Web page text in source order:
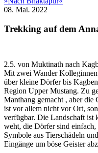
08. Mai. 2022
Trekking auf dem
2.5. von Muktinath nach
Mit zwei Wander
über kleine Dörfer bis
Region Upper Mustang. Zu
Manthang gemacht , aber
ist vor allem nicht vor Ort,
verfügbar. Die Landschaft ist
weht, die Dörfer sind
Symbole aus Tierschädeln
Eingänge um böse Geister